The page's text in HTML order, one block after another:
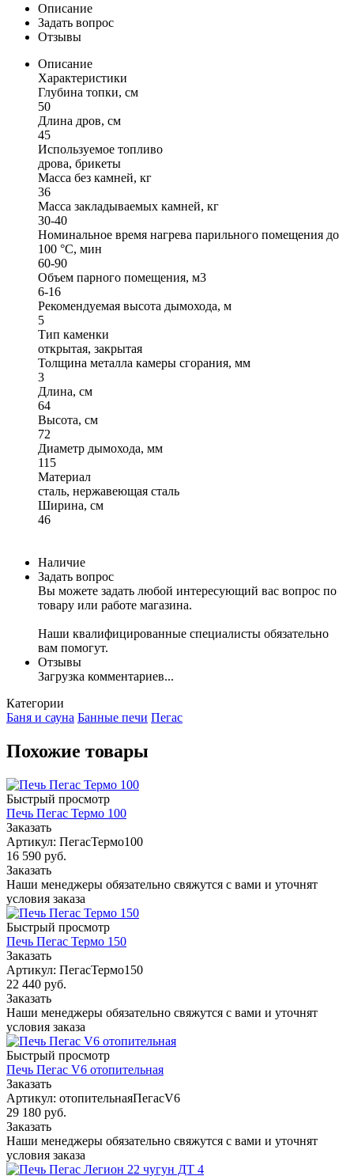
Описание
Задать вопрос
Отзывы
Описание
Характеристики
Глубина топки, см
50
Длина дров, см
45
Используемое топливо
дрова, брикеты
Масса без камней, кг
36
Масса закладываемых камней, кг
30-40
Номинальное время нагрева парильного помещения до
100 °С, мин
60-90
Объем парного помещения, м3
6-16
Рекомендуемая высота дымохода, м
5
Тип каменки
открытая, закрытая
Толщина металла камеры сгорания, мм
3
Длина, см
64
Высота, см
72
Диаметр дымохода, мм
115
Материал
сталь, нержавеющая сталь
Ширина, см
46
Наличие
Задать вопрос
Вы можете задать любой интересующий вас вопрос по
товару или работе магазина.
Наши квалифицированные специалисты обязательно
вам помогут.
Отзывы
Загрузка комментариев...
Категории
Баня и сауна Банные печи Пегас
Похожие товары
Быстрый просмотр
Печь Пегас Термо 100
Заказать
Артикул: ПегасТермо100
16 590 руб.
Заказать
Наши менеджеры обязательно свяжутся с вами и уточнят
условия заказа
Быстрый просмотр
Печь Пегас Термо 150
Заказать
Артикул: ПегасТермо150
22 440 руб.
Заказать
Наши менеджеры обязательно свяжутся с вами и уточнят
условия заказа
Быстрый просмотр
Печь Пегас V6 отопительная
Заказать
Артикул: отопительнаяПегасV6
29 180 руб.
Заказать
Наши менеджеры обязательно свяжутся с вами и уточнят
условия заказа